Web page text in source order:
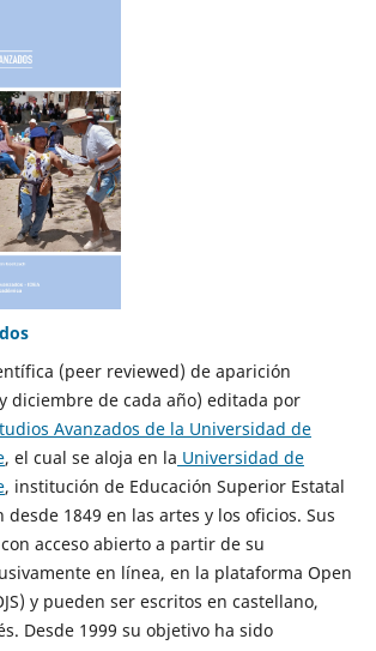
(peer reviewed) de aparición
diciembre de cada año) editada por
Avanzados de la Universidad de
, el cual se aloja en la Universidad de
, institución de Educación Superior Estatal
1849 en las artes y los oficios. Sus
acceso abierto a partir de su
en línea, en la plataforma Open
y pueden ser escritos en castellano,
Desde 1999 su objetivo ha sido